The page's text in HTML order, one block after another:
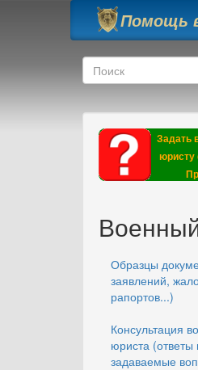
Перейти к основному содержанию
Помощь
Форма
Поиск
Задать
юристу
Образцы
заявлений,
рапортов...)
Консультация
юриста (ответы
задаваемые